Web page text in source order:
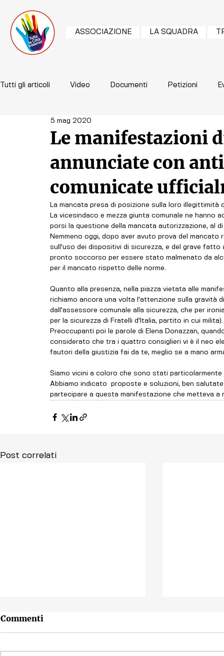
ASSOCIAZIONE LA SQUADRA
Tutti gli articoli Video Documenti Petizioni
Le manifestazioni
annunciate con
comunicate
5 mag 2020
La mancata presa di posizione sulla loro
La vicesindaco e mezza giunta comunale ne hanno
porsi la questione della mancata autorizzazione, al
Nemmeno oggi, dopo aver avuto prova del
sull'uso dei dispositivi di sicurezza, e del grave
pronto soccorso per essere stato malmenato da
per il mancato rispetto delle norme.
Quanto alla presenza, nella piazza vietata alle
richiamo ancora una volta l'attenzione sulla gravità
dall'assessore comunale alla sicurezza, che per
per la sicurezza di Fratelli d'Italia, partito in cui
Preoccupanti poi le parole di Elena Donazzan,
considerato che tra i quattro consiglieri vi è il neo
fautori della giustizia fai da te, meglio se a mano
Siamo vicini a coloro che sono stati
Abbiamo indicato  proposte e soluzioni, ben
partecipare a questa manifestazione che metteva a
Post correlati
Commenti